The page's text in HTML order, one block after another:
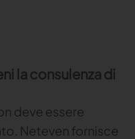
la consulenza di
deve essere
Neteven fornisce